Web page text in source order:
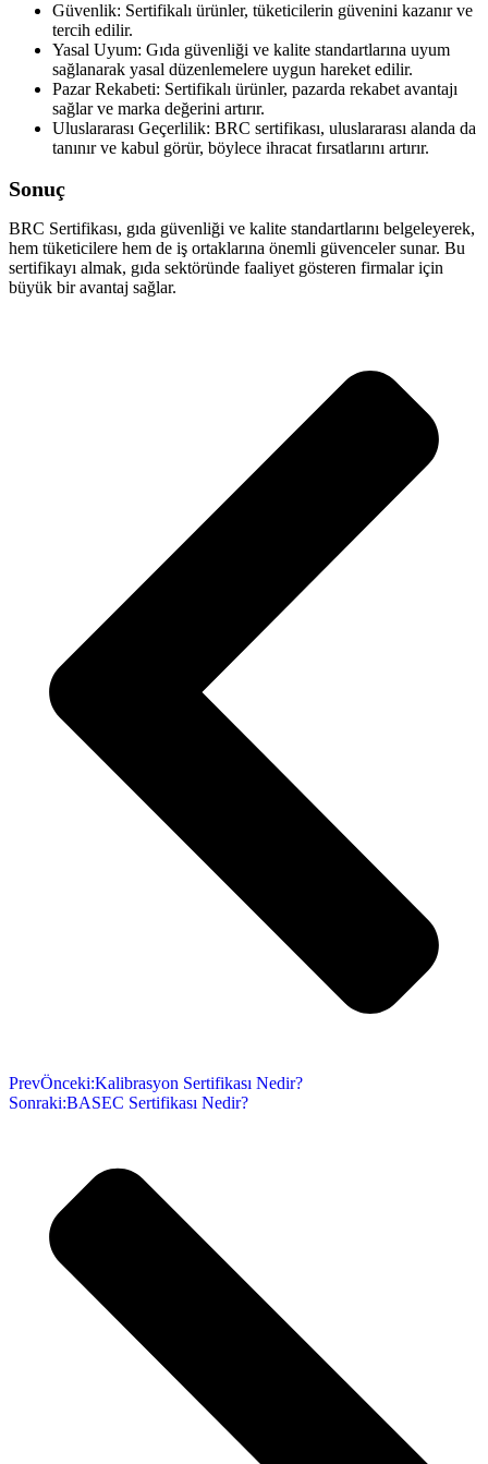
Güvenlik: Sertifikalı ürünler, tüketicilerin güvenini kazanır ve
tercih edilir.
Yasal Uyum: Gıda güvenliği ve kalite standartlarına uyum
sağlanarak yasal düzenlemelere uygun hareket edilir.
Pazar Rekabeti: Sertifikalı ürünler, pazarda rekabet avantajı
sağlar ve marka değerini artırır.
Uluslararası Geçerlilik: BRC sertifikası, uluslararası alanda da
tanınır ve kabul görür, böylece ihracat fırsatlarını artırır.
Sonuç
BRC Sertifikası, gıda güvenliği ve kalite standartlarını belgeleyerek,
hem tüketicilere hem de iş ortaklarına önemli güvenceler sunar. Bu
sertifikayı almak, gıda sektöründe faaliyet gösteren firmalar için
büyük bir avantaj sağlar.
PrevÖnceki:Kalibrasyon Sertifikası Nedir?
Sonraki:BASEC Sertifikası Nedir?